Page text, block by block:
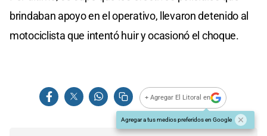
brindaban apoyo en el operativo, llevaron detenido al
motociclista que intentó huir y ocasionó el choque.
+ Agregar El Litoral en
Agregar a tus medios preferidos en Google